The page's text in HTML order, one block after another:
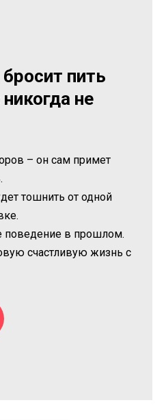
пить
не
– он сам примет
тошнить от одной
поведение в прошлом.
счастливую жизнь с